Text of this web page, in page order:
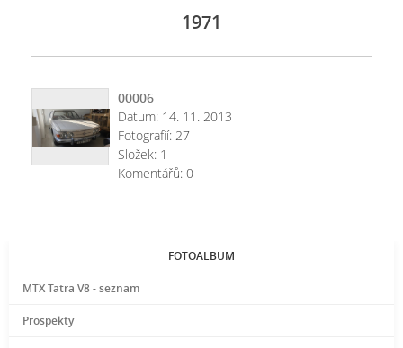
1971
00006
Datum: 14. 11. 2013
Fotografií: 27
Složek: 1
Komentářů: 0
FOTOALBUM
MTX Tatra V8 - seznam
Prospekty